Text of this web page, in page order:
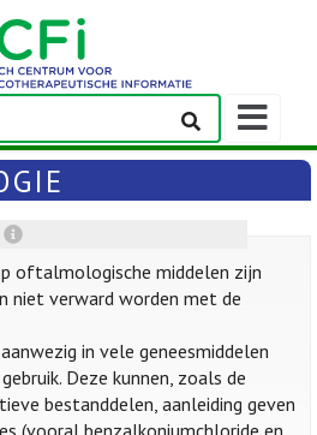
oftalmologische middelen zijn
niet verward worden met de
in vele geneesmiddelen
Deze kunnen, zoals de
bestanddelen, aanleiding geven
(vooral benzalkoniumchloride en